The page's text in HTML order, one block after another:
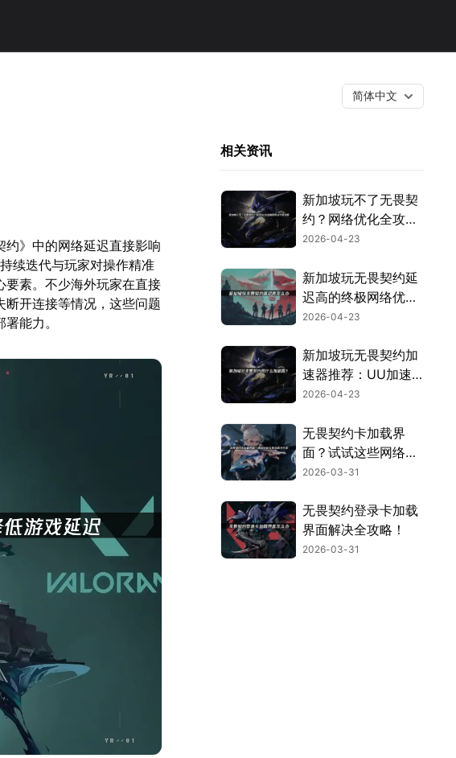
简体中文
》中的网络延迟直接影响
续迭代与玩家对操作精准
要素。不少海外玩家在直接
开连接等情况，这些问题
能力。
相关资讯
新加坡玩不了无畏契
约？网络优化全攻略
与UU加速器应用！
2026-04-23
新加坡玩无畏契约延
迟高的终极网络优化
指南！
2026-04-23
新加坡玩无畏契约加
速器推荐：UU加速
器深度解析！
2026-04-23
无畏契约卡加载界
面？试试这些网络优
化技巧！
2026-03-31
无畏契约登录卡加载
界面解决全攻略！
2026-03-31